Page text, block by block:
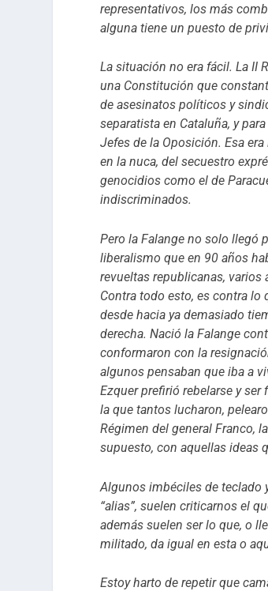
representativos, los más
alguna tiene un puesto de
La situación no era fácil. La II
una Constitución que
de asesinatos políticos y
separatista en Cataluña, y
Jefes de la Oposición. Esa
en la nuca, del secuestro
genocidios como el de
indiscriminados.
Pero la Falange no solo llegó
liberalismo que en 90 años
revueltas republicanas, varios
Contra todo esto, es contra
desde hacia ya demasiado
derecha. Nació la Falange
conformaron con la
algunos pensaban que iba a
Ezquer prefirió rebelarse y
la que tantos lucharon,
Régimen del general Franco,
supuesto, con aquellas ideas
Algunos imbéciles de teclado
“alias”, suelen criticarnos el
además suelen ser lo que, o
militado, da igual en esta o
Estoy harto de repetir que